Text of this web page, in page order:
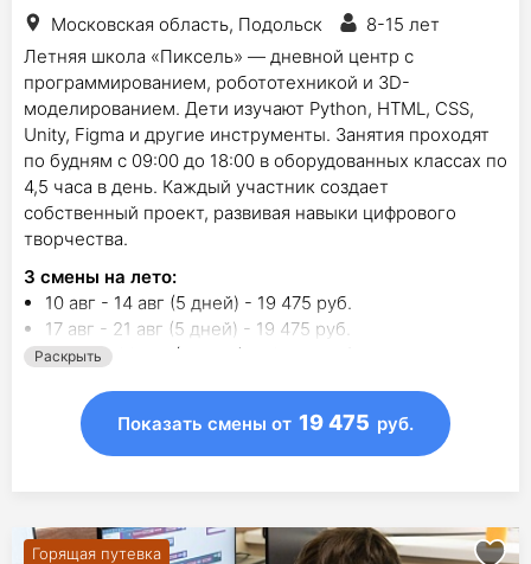
Московская область, Подольск
8-15 лет
Летняя школа «Пиксель» — дневной центр с
программированием, робототехникой и 3D-
моделированием. Дети изучают Python, HTML, CSS,
Unity, Figma и другие инструменты. Занятия проходят
по будням с 09:00 до 18:00 в оборудованных классах по
4,5 часа в день. Каждый участник создает
собственный проект, развивая навыки цифрового
творчества.
3 смены на лето:
10 авг - 14 авг (5 дней) - 19 475 руб.
17 авг - 21 авг (5 дней) - 19 475 руб.
24 авг - 28 авг (5 дней) - 19 475 руб.
Раскрыть
Показать смены от 19 475 руб.
Горящая путевка